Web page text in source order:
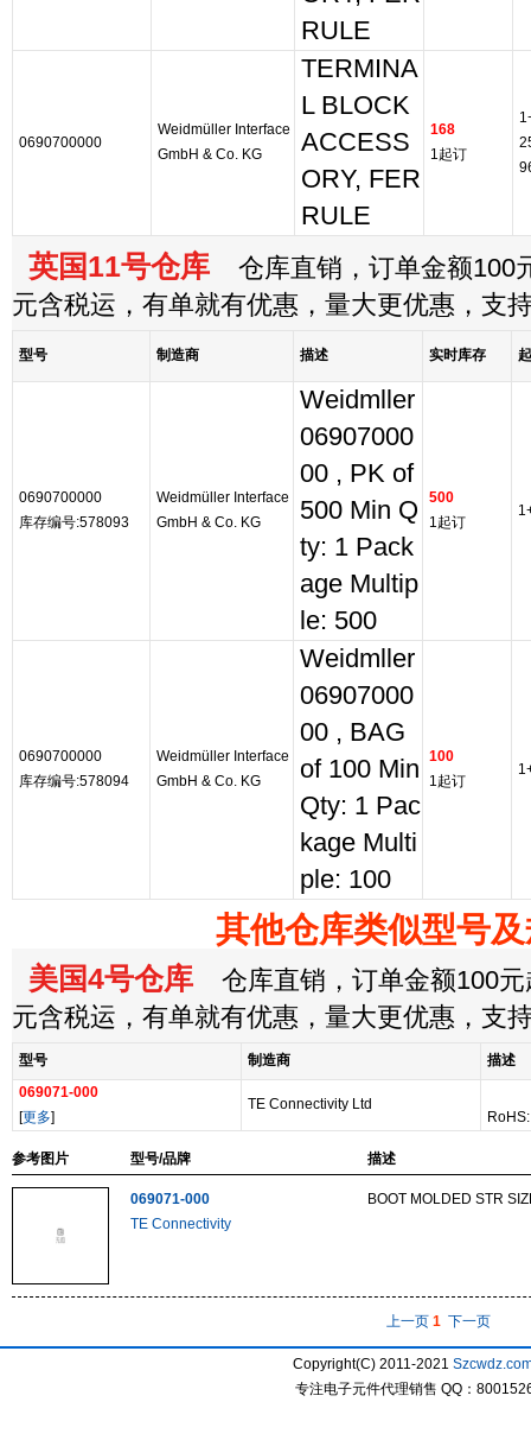
RULE
0690700000
Weidmüller Interface
GmbH & Co. KG
TERMINA
L BLOCK
ACCESS
ORY, FER
RULE
168
1起订
英国11号仓库 仓库直销，订单金额100
元含税运，有单就有优惠，量大更优惠，支
型号 制造商 描述 实时库存
0690700000
库存编号:578093
Weidmüller Interface
GmbH & Co. KG
Weidmller
06907000
00 , PK of
500 Min Q
ty: 1 Pack
age Multip
le: 500
500
1起订
0690700000
库存编号:578094
Weidmüller Interface
GmbH & Co. KG
Weidmller
06907000
00 , BAG
of 100 Min
Qty: 1 Pac
kage Multi
ple: 100
100
1起订
其他仓库类似型号
美国4号仓库 仓库直销，订单金额100元
元含税运，有单就有优惠，量大更优惠，支
型号 制造商
描述
069071-000
[更多]
TE Connectivity Ltd
参考图片 型号/品牌 描述
069071-000
TE Connectivity
BOOT MOLDED STR
上一页 1 下一页
Copyright(C) 2011-2021
专注电子元件代理销售 QQ：